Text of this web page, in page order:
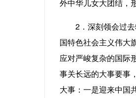
外中华儿女大团结，
2．深刻领会过去5
国特色社会主义伟大
应对严峻复杂的国际
事关长远的大事要事
大事：一是迎来中国